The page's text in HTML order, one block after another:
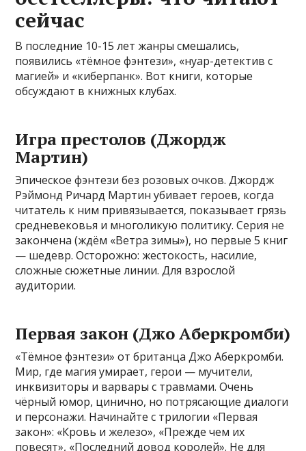
сейчас
В последние 10-15 лет жанры смешались,
появились «тёмное фэнтези», «нуар-детектив с
магией» и «киберпанк». Вот книги, которые
обсуждают в книжных клубах.
Игра престолов (Джордж
Мартин)
Эпическое фэнтези без розовых очков. Джордж
Рэймонд Ричард Мартин убивает героев, когда
читатель к ним привязывается, показывает грязь
средневековья и многоликую политику. Серия не
закончена (ждём «Ветра зимы»), но первые 5 книг
— шедевр. Осторожно: жестокость, насилие,
сложные сюжетные линии. Для взрослой
аудитории.
Первая закон (Джо Аберкромби)
«Тёмное фэнтези» от британца Джо Аберкромби.
Мир, где магия умирает, герои — мучители,
инквизиторы и варвары с травмами. Очень
чёрный юмор, цинично, но потрясающие диалоги
и персонажи. Начинайте с трилогии «Первая
закон»: «Кровь и железо», «Прежде чем их
повесят», «Последний довод королей». Не для